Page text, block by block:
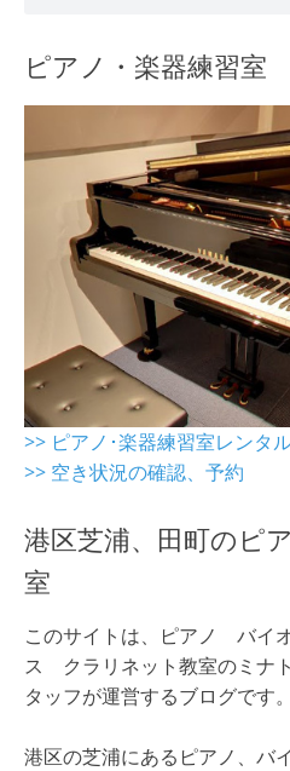
ピアノ・楽器練習室
>> ピアノ･楽器練習室レンタ
>> 空き状況の確認、予約
港区芝浦、田町のピ
室
このサイトは、ピアノ バ
ス クラリネット教室のミナ
タッフが運営するブログです。
港区の芝浦にあるピアノ、バ